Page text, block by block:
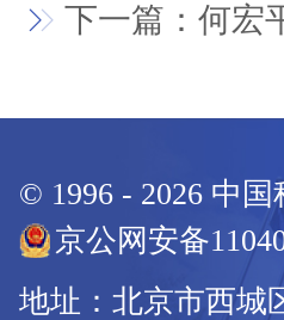
下一篇：何宏
© 1996 - 2026 中
京公网安备
地址：北京市西城